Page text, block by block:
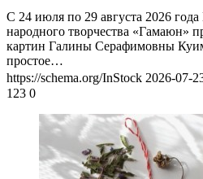
С 24 июля по 29 августа 2026
народного творчества «Гамаюн»
картин Галины Серафимовны
простое…
https://schema.org/InStock 2026-07-
123 0